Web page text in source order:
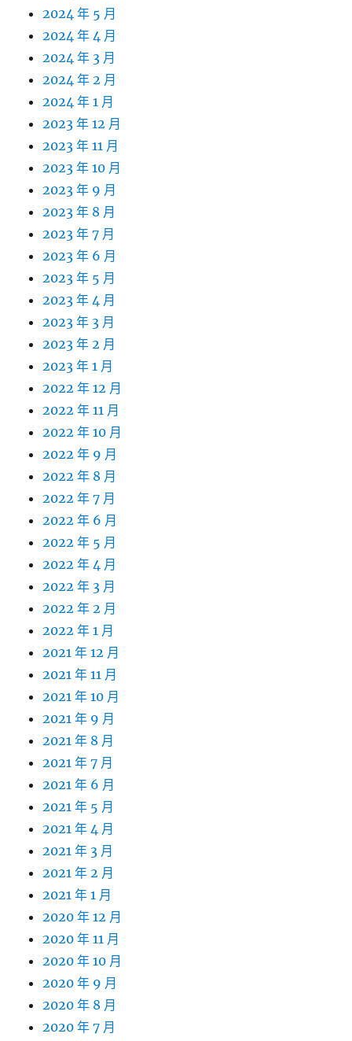
2024 年 5 月
2024 年 4 月
2024 年 3 月
2024 年 2 月
2024 年 1 月
2023 年 12 月
2023 年 11 月
2023 年 10 月
2023 年 9 月
2023 年 8 月
2023 年 7 月
2023 年 6 月
2023 年 5 月
2023 年 4 月
2023 年 3 月
2023 年 2 月
2023 年 1 月
2022 年 12 月
2022 年 11 月
2022 年 10 月
2022 年 9 月
2022 年 8 月
2022 年 7 月
2022 年 6 月
2022 年 5 月
2022 年 4 月
2022 年 3 月
2022 年 2 月
2022 年 1 月
2021 年 12 月
2021 年 11 月
2021 年 10 月
2021 年 9 月
2021 年 8 月
2021 年 7 月
2021 年 6 月
2021 年 5 月
2021 年 4 月
2021 年 3 月
2021 年 2 月
2021 年 1 月
2020 年 12 月
2020 年 11 月
2020 年 10 月
2020 年 9 月
2020 年 8 月
2020 年 7 月